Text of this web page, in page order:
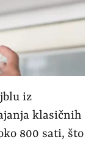
iz
klasičnih
800 sati, što